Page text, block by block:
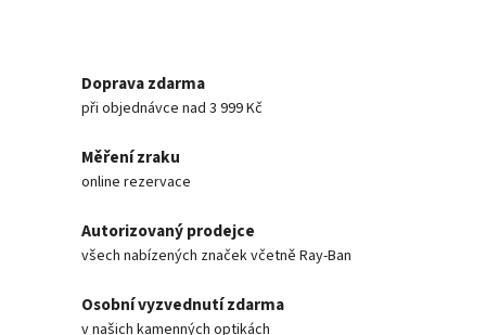
Doprava zdarma
při objednávce nad 3 999 Kč
Měření zraku
online rezervace
Autorizovaný prodejce
všech nabízených značek včetně Ray-Ban
Osobní vyzvednutí zdarma
v našich kamenných optikách